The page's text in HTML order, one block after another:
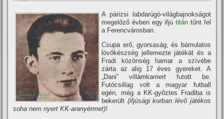
A párizsi labdarúgó-világbajnokságot
megelőző évben egy ifjútitán tűnt fel
a Ferencvárosban.
Csupa erő, gyorsaság, és bámulatos
lövőkészség jellemezte játékát és a
Fradi közönség hamar a szí­vébe
zárta az alig 17 éves gyereket. A
„Dani” villámkarriert futott be.
Futócsillag volt a magyar futball
egén, még a KK-győztes Fradiba is
bekerült (ifjúsági korban lévő játékos
soha nem nyert KK-aranyérmet)!